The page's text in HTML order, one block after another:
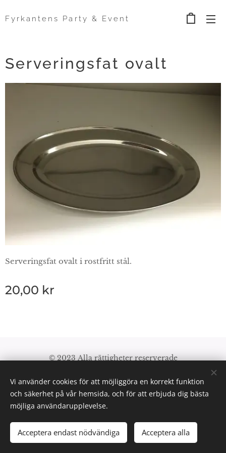
Fyrkantens Party & Event
Serveringsfat ovalt
Serveringsfat ovalt i rostfritt stål.
20,00 kr
LÄGG I KUNDVAGNEN
© 2023 Alla rättigheter reserverade
Cookies
Vi använder cookies för att möjliggöra en korrekt funktion
och säkerhet på vår hemsida, och för att erbjuda dig bästa
möjliga användarupplevelse.
Acceptera endast nödvändiga Acceptera alla